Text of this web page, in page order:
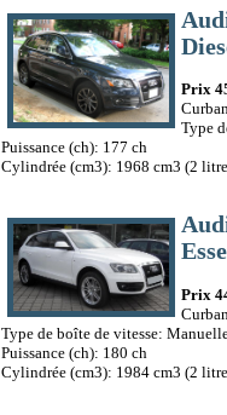
Prix
Type
Puissance (ch): 177 ch
Cylindrée (cm3): 1968 cm3 (2
Prix
Type de boîte de vitesse:
Puissance (ch): 180 ch
Cylindrée (cm3): 1984 cm3 (2